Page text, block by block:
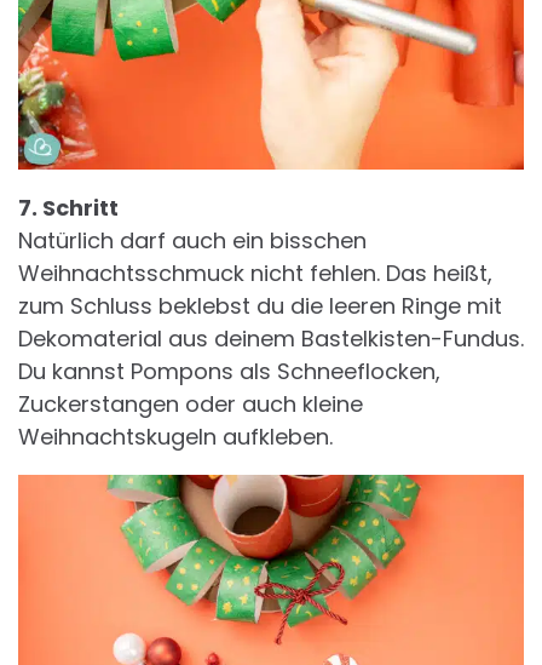
7. Schritt
Natürlich darf auch ein bisschen
Weihnachtsschmuck nicht fehlen. Das heißt,
zum Schluss beklebst du die leeren Ringe mit
Dekomaterial aus deinem Bastelkisten-Fundus.
Du kannst Pompons als Schneeflocken,
Zuckerstangen oder auch kleine
Weihnachtskugeln aufkleben.